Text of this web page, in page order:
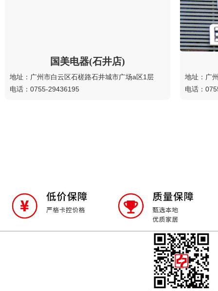
国美电器(石井店)
地址：广州市白云区石槎路石井城市广场a区1层
电话：0755-29436195
地址：广
电话：